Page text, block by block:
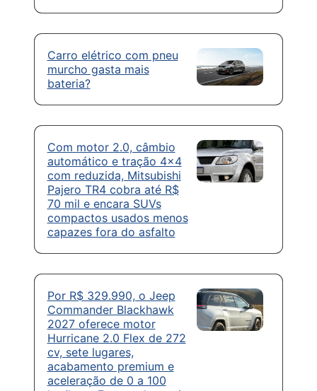
Carro elétrico com pneu
murcho gasta mais
bateria?
Com motor 2.0, câmbio
automático e tração 4×4
com reduzida, Mitsubishi
Pajero TR4 cobra até R$
70 mil e encara SUVs
compactos usados menos
capazes fora do asfalto
Por R$ 329.990, o Jeep
Commander Blackhawk
2027 oferece motor
Hurricane 2.0 Flex de 272
cv, sete lugares,
acabamento premium e
aceleração de 0 a 100